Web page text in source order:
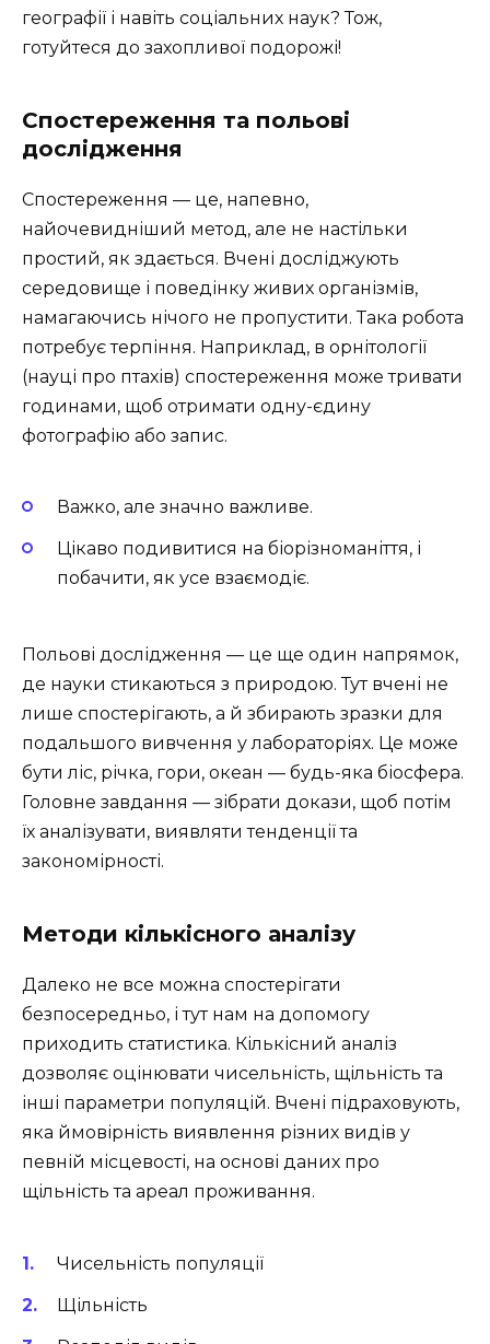
географії і навіть соціальних наук? Тож,
готуйтеся до захопливої подорожі!
Спостереження та польові
дослідження
Спостереження — це, напевно,
найочевидніший метод, але не настільки
простий, як здається. Вчені досліджують
середовище і поведінку живих організмів,
намагаючись нічого не пропустити. Така робота
потребує терпіння. Наприклад, в орнітології
(науці про птахів) спостереження може тривати
годинами, щоб отримати одну-єдину
фотографію або запис.
Важко, але значно важливе.
Цікаво подивитися на біорізноманіття, і
побачити, як усе взаємодіє.
Польові дослідження — це ще один напрямок,
де науки стикаються з природою. Тут вчені не
лише спостерігають, а й збирають зразки для
подальшого вивчення у лабораторіях. Це може
бути ліс, річка, гори, океан — будь-яка біосфера.
Головне завдання — зібрати докази, щоб потім
їх аналізувати, виявляти тенденції та
закономірності.
Методи кількісного аналізу
Далеко не все можна спостерігати
безпосередньо, і тут нам на допомогу
приходить статистика. Кількісний аналіз
дозволяє оцінювати чисельність, щільність та
інші параметри популяцій. Вчені підраховують,
яка ймовірність виявлення різних видів у
певній місцевості, на основі даних про
щільність та ареал проживання.
Чисельність популяції
Щільність